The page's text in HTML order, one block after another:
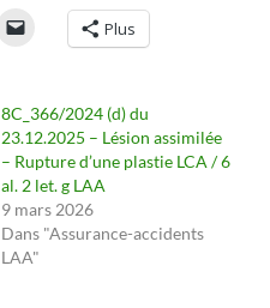
Plus
8C_366/2024 (d) du
23.12.2025 – Lésion assimilée
– Rupture d’une plastie LCA / 6
al. 2 let. g LAA
9 mars 2026
Dans "Assurance-accidents
LAA"